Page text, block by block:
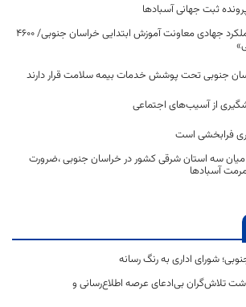
ثبت جهانی آسبادها
تقدیر مقام عالی وزارت از عملکرد جهادی معاونت آموزش ابتدایی خراسان جنوبی/ ۴۶۰۰
از آسیب‌های اجتماعی
فرابخشی است
میان سه استان شرقی کشور در خراسان جنوبی ،ضرورت
مرمت آسبادها
شورای اداری به رنگ رسانه
تلاش‌گران بی‌ادعای عرصه اطلاع‌رسانی و